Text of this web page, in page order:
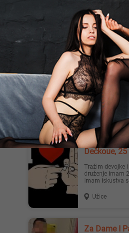
Pisi mi na whatsapp 0611155763 50
sat Sve ostale
Sombor
Stefan, 27
Za devojku ili damo ne bitnog izgleda i
godina
Zrenjanin
Dečkoue, 25
Tražim devojke i parove za diskretno
druženje imam
Imam iskustva
Užice
Za Dame I